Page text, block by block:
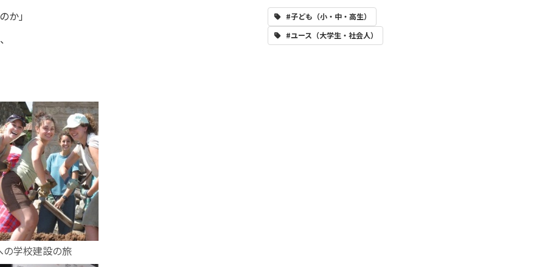
か」
の学校建設の旅
#子ども（小・中・高生）
#ユース（大学生・社会人）